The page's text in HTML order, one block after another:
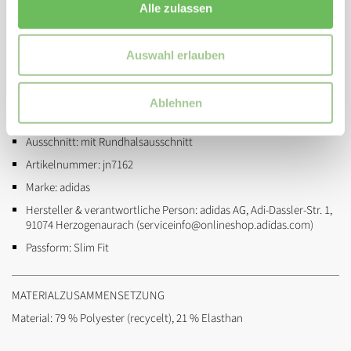
Alle zulassen
Auswahl erlauben
Ablehnen
Dieses Produkt ist mit mindestens 70 % recycelten Materialien
hergestellt. Die Wiederverwendung bereits vorhandener Materialien
hilft uns dabei, Müll zu reduzieren, unsere Abhängigkeit von nicht
erneuerbaren Ressourcen einzuschränken und den CO2-Fußabdruck
Ausschnitt:mit Rundhalsausschnitt
Artikelnummer:jn7162
Marke:adidas
Hersteller & verantwortliche Person:adidas AG, Adi-Dassler-Str. 1,
91074 Herzogenaurach (serviceinfo@onlineshop.adidas.com)
Passform:Slim Fit
MATERIALZUSAMMENSETZUNG
Material: 79 % Polyester (recycelt), 21 % Elasthan